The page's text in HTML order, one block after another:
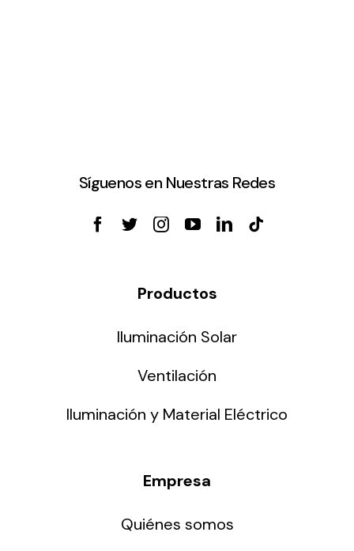
Síguenos en Nuestras Redes
Productos
Iluminación Solar
Ventilación
Iluminación y Material Eléctrico
Empresa
Quiénes somos